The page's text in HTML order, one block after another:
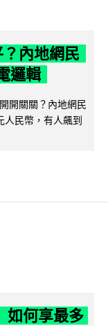
內地網民
邏輯
開關關？內地網民
人民幣，有人飆到
如何享最多